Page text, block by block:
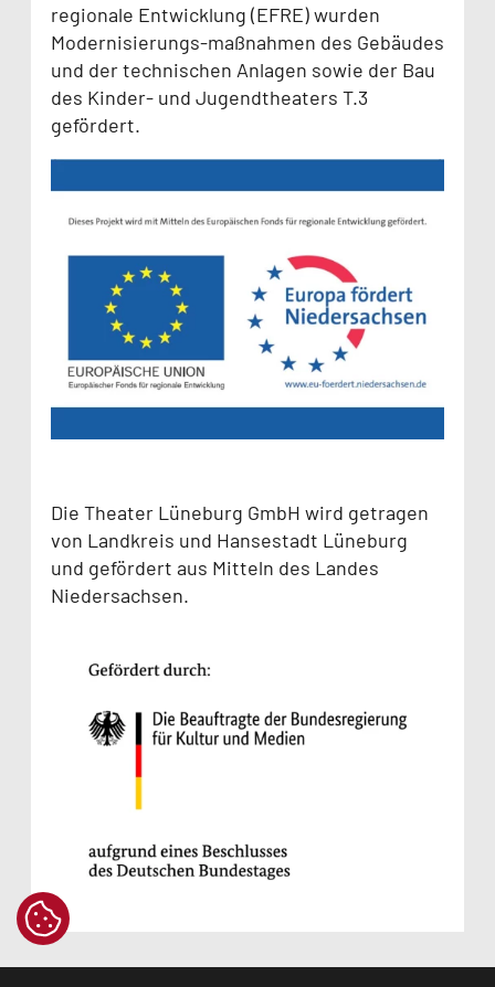
regionale Entwicklung (EFRE) wurden
Modernisierungs-maßnahmen des Gebäudes
und der technischen Anlagen sowie der Bau
des Kinder- und Jugendtheaters T.3
gefördert.
Die Theater Lüneburg GmbH wird getragen
von Landkreis und Hansestadt Lüneburg
und gefördert aus Mitteln des Landes
Niedersachsen.